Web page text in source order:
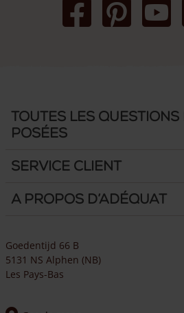
Toutes les questions
posées
Service client
A propos d’Adéquat
Goedentijd 66 B
5131 NS Alphen (NB)
Les Pays-Bas